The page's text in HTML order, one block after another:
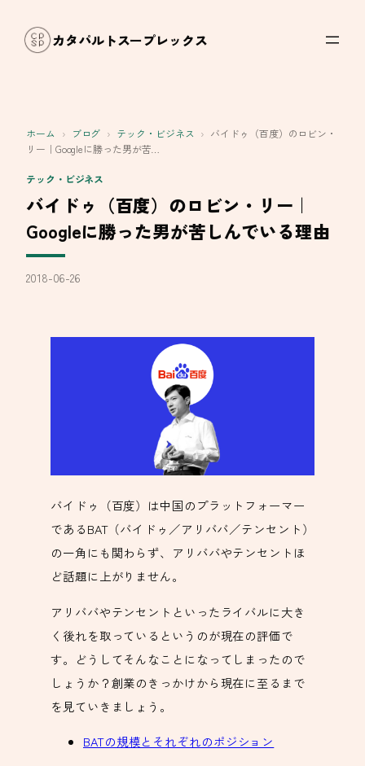
カタパルトスープレックス
ホーム › ブログ › テック・ビジネス › バイドゥ（百度）のロビン・
リー｜Googleに勝った男が苦…
テック・ビジネス
バイドゥ（百度）のロビン・リー｜
Googleに勝った男が苦しんでいる理由
2018-06-26
バイドゥ（百度）は中国のプラットフォーマー
であるBAT（バイドゥ／アリババ／テンセント）
の一角にも関わらず、アリババやテンセントほ
ど話題に上がりません。
アリババやテンセントといったライバルに大き
く後れを取っているというのが現在の評価で
す。どうしてそんなことになってしまったので
しょうか？創業のきっかけから現在に至るまで
を見ていきましょう。
BATの規模とそれぞれのポジション